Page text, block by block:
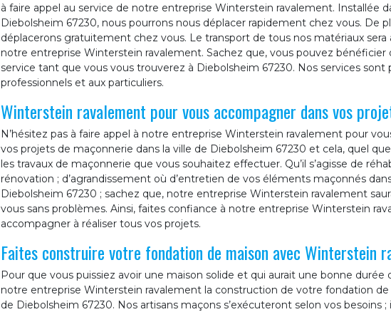
à faire appel au service de notre entreprise Winterstein ravalement. Installée
Diebolsheim 67230, nous pourrons nous déplacer rapidement chez vous. De
déplacerons gratuitement chez vous. Le transport de tous nos matériaux sera
notre entreprise Winterstein ravalement. Sachez que, vous pouvez
service tant que vous vous trouverez à Diebolsheim 67230. Nos services sont
professionnels et aux particuliers.
Winterstein ravalement pour vous accompagner dans vos
N’hésitez pas à faire appel à notre entreprise Winterstein ravalement pour
vos projets de maçonnerie dans la ville de Diebolsheim 67230 et cela, quel
les travaux de maçonnerie que vous souhaitez effectuer. Qu’il s’agisse de
rénovation ; d’agrandissement où d’entretien de vos éléments maçonnés
Diebolsheim 67230 ; sachez que, notre entreprise Winterstein ravalement
vous sans problèmes. Ainsi, faites confiance à notre entreprise Winterstein
accompagner à réaliser tous vos projets.
Faites construire votre fondation de maison avec Winterstein
Pour que vous puissiez avoir une maison solide et qui aurait une bonne durée
notre entreprise Winterstein ravalement la construction de votre fondation de
de Diebolsheim 67230. Nos artisans maçons s’exécuteront selon vos besoins